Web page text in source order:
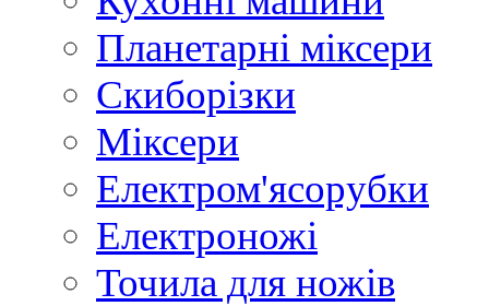
Планетарні міксери
Скиборізки
Міксери
Електром'ясорубки
Електроножі
Точила для ножів